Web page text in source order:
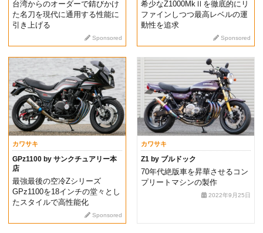
台湾からのオーダーで錆びかけ
た名刀を現代に通用する性能に
引き上げる
Sponsored
希少なZ1000MkⅡを徹底的にリ
ファインしつつ最高レベルの運
動性を追求
Sponsored
カワサキ
GPz1100 by サンクチュアリー本
店
最強最後の空冷Zシリーズ
GPz1100を18インチの堂々とし
たスタイルで高性能化
Sponsored
カワサキ
Z1 by ブルドック
70年代絶版車を昇華させるコン
プリートマシンの製作
2022年9月25日